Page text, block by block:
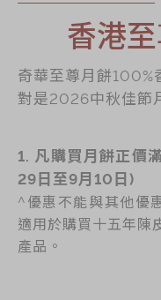
奇華傳奇
分店網絡
嫁喜須知
奇華網誌
香
賀
嫁
手
家
製
所有產品香港
奇華至尊月餅100%
對是2026中秋佳節
1. 凡購買月餅正價
29日至9月10日)
^優惠不能與其他優
適用於購買十五年陳
產品。